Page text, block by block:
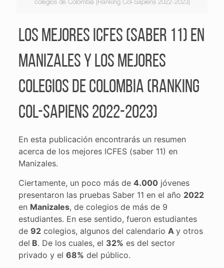
colegios de Colombia (Ranking Col-Sapiens 2022-2023)
Los mejores ICFES (saber 11) en
Manizales y los mejores
colegios de Colombia (Ranking
Col-Sapiens 2022-2023)
En esta publicación encontrarás un resumen
acerca de los mejores ICFES (saber 11) en
Manizales.
Ciertamente, un poco más de 4.000jóvenes
presentaron las pruebas Saber 11 en el año 2022
en Manizales, de colegios de más de 9
estudiantes. En ese sentido, fueron estudiantes
de 92colegios, algunos del calendario A y otros
del B. De los cuales, el 32% es del sector
privado y el 68% del público.